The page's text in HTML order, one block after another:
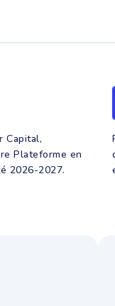
Capital,
Plateforme en
2026-2027.